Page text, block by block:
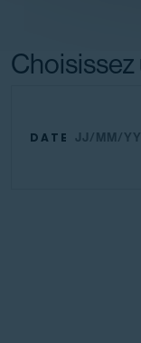
Choisissez
DATE